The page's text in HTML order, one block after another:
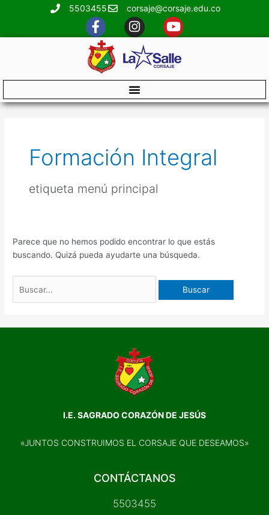
5503455 corsaje@corsaje.edu.co
F
a
c
e
b
o
o
k
I
n
s
t
a
g
r
a
Y
o
t
u
b
e
Formación Integral
etiqueta menú principal
Parece que no hemos podido encontrar lo que estás
buscando. Quizá pueda ayudarte una búsqueda.
I.E. SAGRADO CORAZÓN DE JESÚS
«JUNTOS CONSTRUIMOS EL CORSAJE QUE DESEAMOS»
CONTÁCTANOS
5503455